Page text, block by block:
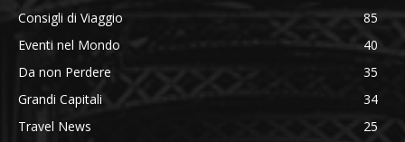
Consigli di Viaggio
85
Eventi nel Mondo
40
Da non Perdere
35
Grandi Capitali
34
Travel News
25